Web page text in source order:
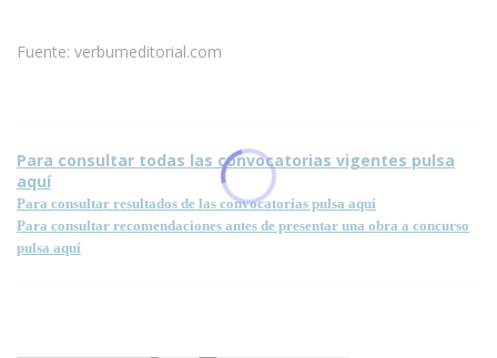
Fuente: verbumeditorial.com
Para consultar todas las convocatorias vigentes pulsa
aquí
Para consultar resultados de las convocatorias pulsa aquí
Para consultar recomendaciones antes de presentar una obra a concurso
pulsa aquí